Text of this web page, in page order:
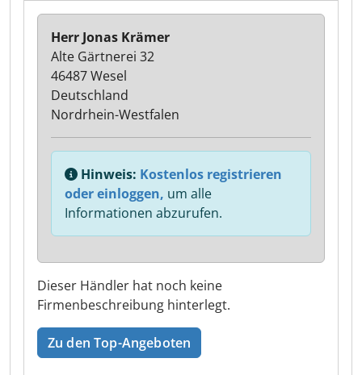
Dieser Händler hat noch keine
Firmenbeschreibung hinterlegt.
Zu den Top-Angeboten
Herr Jonas Krämer
Alte Gärtnerei 32
46487 Wesel
Deutschland
Nordrhein-Westfalen
Hinweis: Kostenlos registrieren
oder einloggen, um alle
Informationen abzurufen.